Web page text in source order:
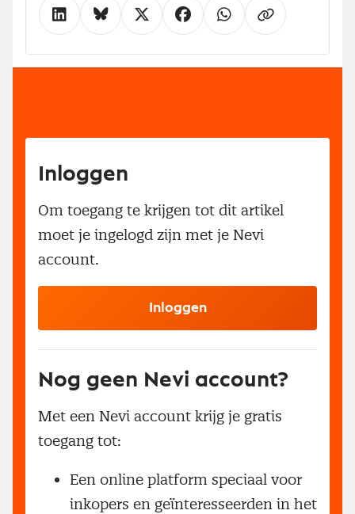
Inloggen
Om toegang te krijgen tot dit artikel
moet je ingelogd zijn met je Nevi
account.
Inloggen
Nog geen Nevi account?
Met een Nevi account krijg je gratis
toegang tot:
Een online platform speciaal voor
inkopers en geïnteresseerden in het